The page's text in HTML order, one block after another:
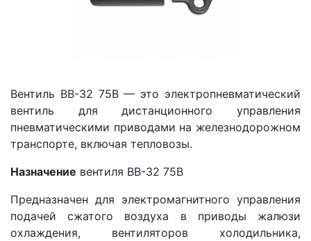
Вентиль ВВ-32 75В — это электропневматический
вентиль для дистанционного управления
пневматическими приводами на железнодорожном
транспорте, включая тепловозы.
Назначение вентиля ВВ-32 75В
Предназначен для электромагнитного управления
подачей сжатого воздуха в приводы жалюзи
охлаждения, вентиляторов холодильника,